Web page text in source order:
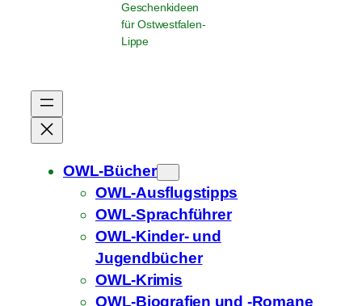
Geschenkideen
für Ostwestfalen-
Lippe
OWL-Bücher
OWL-Ausflugstipps
OWL-Sprachführer
OWL-Kinder- und
Jugendbücher
OWL-Krimis
OWL-Biografien und -Romane